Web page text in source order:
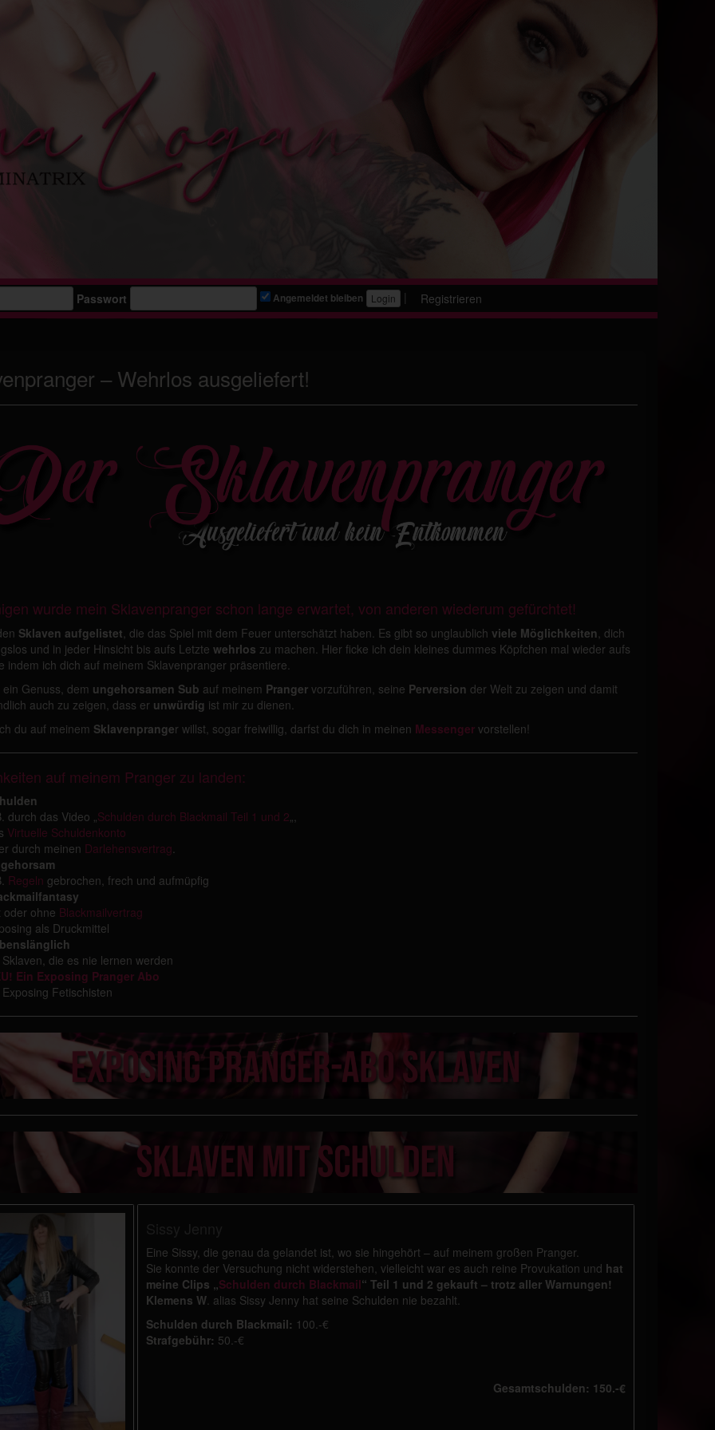
Passwort Angemeldet bleiben | Registrieren
– Wehrlos ausgeliefert!
wurde mein Sklavenpranger schon lange erwartet, von anderen wiederum gefürchtet!
Sklaven aufgelistet , die das Spiel mit dem Feuer unterschätzt haben. Es gibt so unglaublich viele Möglichkeiten , dich
und in jeder Hinsicht bis aufs Letzte wehrlos zu machen. Hier ficke ich dein kleines dummes Köpfchen mal wieder aufs
indem ich dich auf meinem Sklavenpranger präsentiere.
Genuss, dem ungehorsamen Sub auf meinem Prangervorzuführen, seine Perversion der Welt zu zeigen und damit
auch zu zeigen, dass er unwürdig ist mir zu dienen.
du auf meinem Sklavenpranger willst, sogar freiwillig, darfst du dich in meinen Messengervorstellen!
auf meinem Pranger zu landen:
durch das Video „ Schulden durch Blackmail Teil 1 und 2
Virtuelle Schuldenkonto
durch meinen Darlehensvertrag
Regeln gebrochen, frech und aufmüpfig
oder ohne Blackmailvertrag
als Druckmittel
die es nie lernen werden
Ein Exposing Pranger Abo
Fetischisten
Eine Sissy, die genau da gelandet ist, wo sie hingehört – auf meinem großen Pranger.
Sie konnte der Versuchung nicht widerstehen, vielleicht war es auch reine Provukation und hat
meine Clips „Schulden durch Blackmail“ Teil 1 und 2 gekauft – trotz aller Warnungen!
Klemens W. alias Sissy Jenny hat seine Schulden nie bezahlt.
Schulden durch Blackmail: 100.-€
Strafgebühr: 50.-€
Gesamtschulden: 150.-€